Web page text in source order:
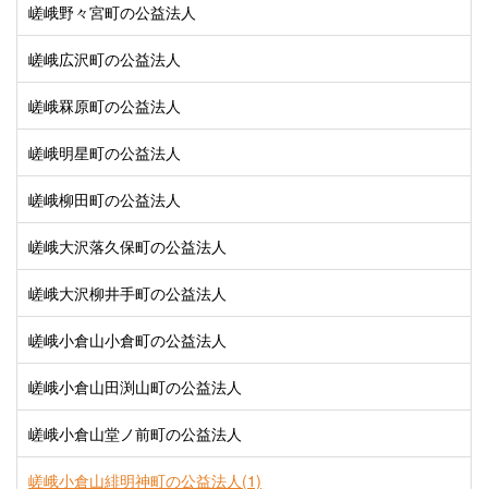
嵯峨野々宮町の公益法人
嵯峨広沢町の公益法人
嵯峨罧原町の公益法人
嵯峨明星町の公益法人
嵯峨柳田町の公益法人
嵯峨大沢落久保町の公益法人
嵯峨大沢柳井手町の公益法人
嵯峨小倉山小倉町の公益法人
嵯峨小倉山田渕山町の公益法人
嵯峨小倉山堂ノ前町の公益法人
嵯峨小倉山緋明神町の公益法人(1)